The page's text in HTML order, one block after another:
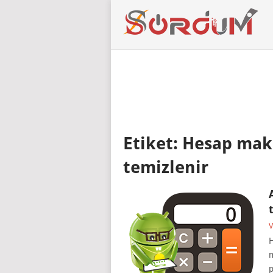
Etiket: Hesap
temizlenir